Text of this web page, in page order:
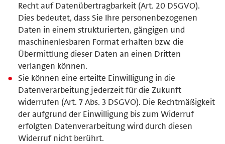
Recht auf Datenübertragbarkeit (Art. 20 DSGVO).
Dies bedeutet, dass Sie Ihre personenbezogenen
Daten in einem strukturierten, gängigen und
maschinenlesbaren Format erhalten bzw. die
Übermittlung dieser Daten an einen Dritten
verlangen können.
Sie können eine erteilte Einwilligung in die
Datenverarbeitung jederzeit für die Zukunft
widerrufen (Art. 7 Abs. 3 DSGVO). Die Rechtmäßigkeit
der aufgrund der Einwilligung bis zum Widerruf
erfolgten Datenverarbeitung wird durch diesen
Widerruf nicht berührt.